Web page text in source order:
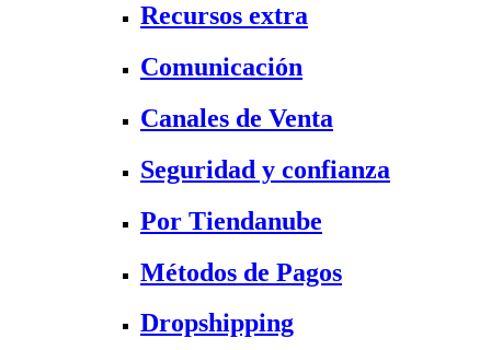
Recursos extra
Comunicación
Canales de Venta
Seguridad y confianza
Por Tiendanube
Métodos de Pagos
Dropshipping